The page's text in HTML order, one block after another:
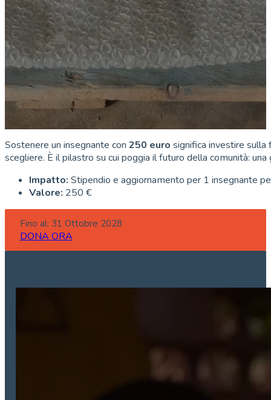
Sostenere un insegnante con 250 euro significa investire sulla
scegliere. È il pilastro su cui poggia il futuro della comunità:
Impatto: Stipendio e aggiornamento per 1 insegnante
Valore: 250 €
Fino al: 31 Ottobre 2028
DONA ORA